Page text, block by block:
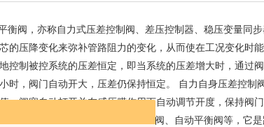
衡阀，亦称自力式压差控制阀、差压控制器、稳压变量同
的压降变化来弥补管路阻力的变化，从而使在工况变化时
控制被控系统的压差恒定，即当系统的压差增大时，通过
时，阀门自动开大，压差仍保持恒定。 自力自身压差控制
，阀塞自动打开并在感压膜作用下自动调节开度，保持阀门
量控制阀、自力式平衡阀、定流量阀、自动平衡阀等，它